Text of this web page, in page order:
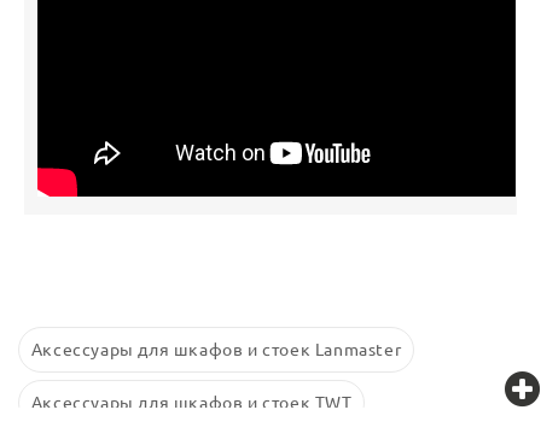
Аксессуары для шкафов и стоек Lanmaster
Аксессуары для шкафов и стоек TWT